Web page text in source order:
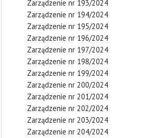
Zarządzenie nr 193/2024
Zarządzenie nr 194/2024
Zarządzenie nr 195/2024
Zarządzenie nr 196/2024
Zarządzenie nr 197/2024
Zarządzenie nr 198/2024
Zarządzenie nr 199/2024
Zarządzenie nr 200/2024
Zarządzenie nr 201/2024
Zarządzenie nr 202/2024
Zarządzenie nr 203/2024
Zarządzenie nr 204/2024